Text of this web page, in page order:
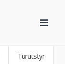
Turutstyr